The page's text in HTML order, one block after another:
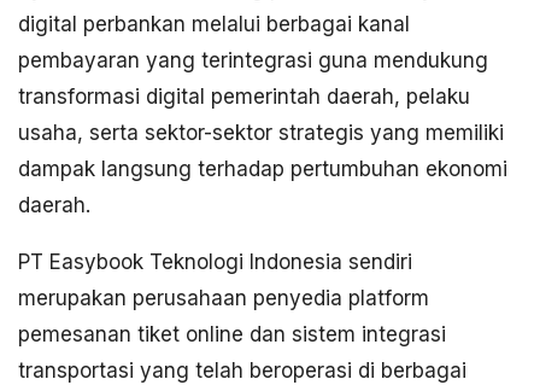
digital perbankan melalui berbagai kanal
pembayaran yang terintegrasi guna mendukung
transformasi digital pemerintah daerah, pelaku
usaha, serta sektor-sektor strategis yang memiliki
dampak langsung terhadap pertumbuhan ekonomi
daerah.
PT Easybook Teknologi Indonesia sendiri
merupakan perusahaan penyedia platform
pemesanan tiket online dan sistem integrasi
transportasi yang telah beroperasi di berbagai